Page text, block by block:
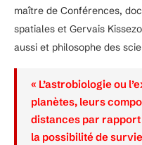
maître de Conférences,
spatiales et Gervais
aussi et philosophe des
« L’astrobiologie ou
planètes, leurs
distances par rapport
la possibilité de